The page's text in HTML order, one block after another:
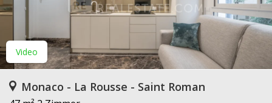
Video
Monaco - La Rousse - Saint Roman